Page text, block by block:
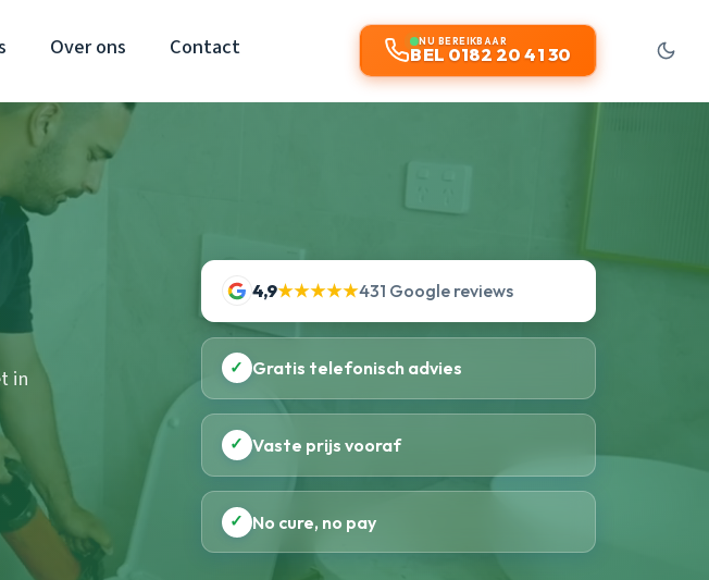
Over ons Contact NU BEREIKBAAR
BEL 0182 20 41 30
in
4,9★★★★★431 Google reviews
✓ Gratis telefonisch advies
✓ Vaste prijs vooraf
✓ No cure, no pay